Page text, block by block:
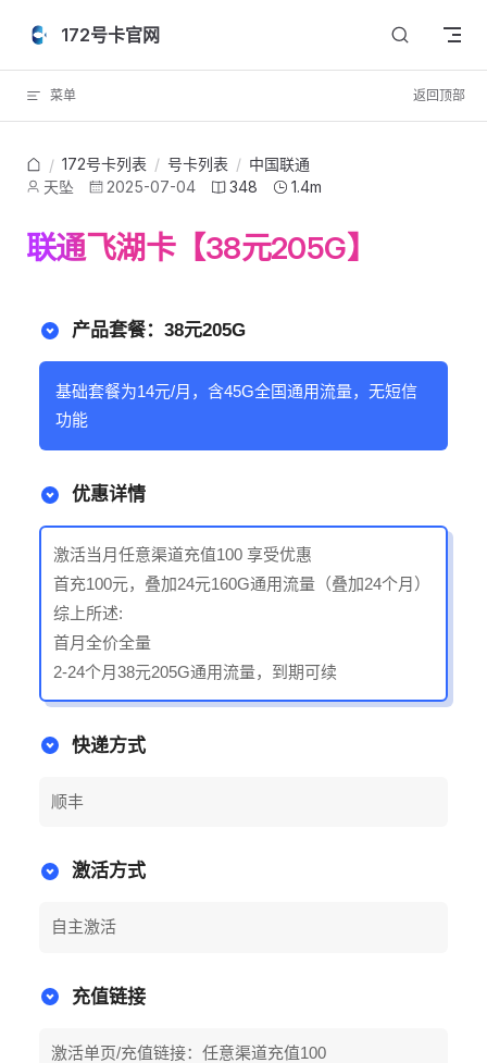
Skip to content
172号卡官网
菜单 返回顶部
/ 172号卡列表 / 号卡列表 / 中国联通
天坠
2025-07-04 348 1.4m
联通飞湖卡【38元205G】
产品套餐：38元205G
基础套餐为14元/月，含45G全国通用流量，无短信
功能
优惠详情
激活当月任意渠道充值100 享受优惠
首充100元，叠加24元160G通用流量（叠加24个月）
综上所述:
首月全价全量
2-24个月38元205G通用流量，到期可续
快递方式
顺丰
激活方式
自主激活
充值链接
激活单页/充值链接：任意渠道充值100